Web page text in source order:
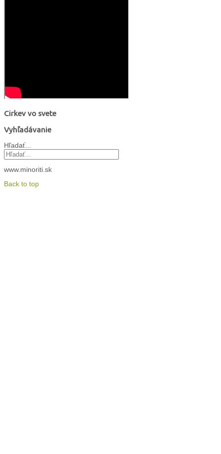
Cirkev vo svete
Vyhľadávanie
Hľadať...
www.minoriti.sk
Back to top